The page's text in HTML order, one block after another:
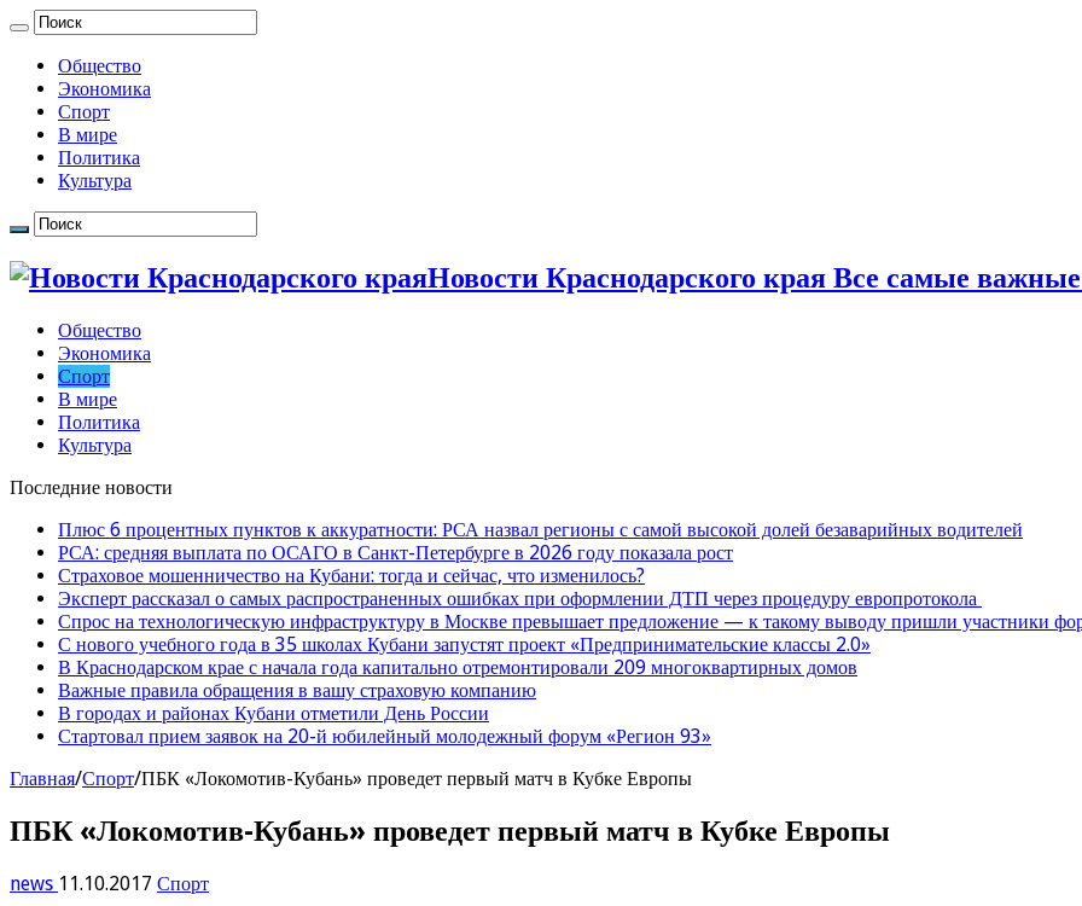
Общество
Экономика
Спорт
В мире
Политика
Культура
Новости Краснодарского края Все самые
Общество
Экономика
Спорт
В мире
Политика
Культура
Последние новости
Плюс 6 процентных пунктов к аккуратности: РСА назвал регионы с самой высокой долей безаварийных водителей
РСА: средняя выплата по ОСАГО в Санкт-Петербурге в 2026 году показала рост
Страховое мошенничество на Кубани: тогда и сейчас, что изменилось?
Эксперт рассказал о самых распространенных ошибках при оформлении ДТП через процедуру европротокола
Спрос на технологическую инфраструктуру в Москве превышает предложение — к такому выводу пришли участники
С нового учебного года в 35 школах Кубани запустят проект «Предпринимательские классы 2.0»
В Краснодарском крае с начала года капитально отремонтировали 209 многоквартирных домов
Важные правила обращения в вашу страховую компанию
В городах и районах Кубани отметили День России
Стартовал прием заявок на 20-й юбилейный молодежный форум «Регион 93»
Главная/Спорт/ПБК «Локомотив-Кубань» проведет первый матч в Кубке Европы
ПБК «Локомотив-Кубань» проведет первый матч в Кубке Европы
news 11.10.2017 Спорт